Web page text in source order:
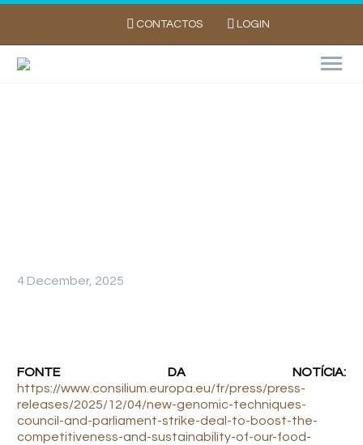
CONTACTOS LOGIN
4 December, 2025
FONTE DA NOTÍCIA:
https://www.consilium.europa.eu/fr/press/press-
releases/2025/12/04/new-genomic-techniques-
council-and-parliament-strike-deal-to-boost-the-
competitiveness-and-sustainability-of-our-food-